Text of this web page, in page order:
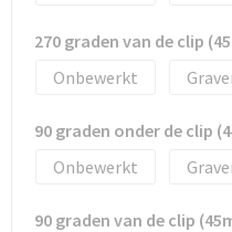
270 graden van de clip
Onbewerkt
90 graden onder de clip
Onbewerkt
90 graden van de clip